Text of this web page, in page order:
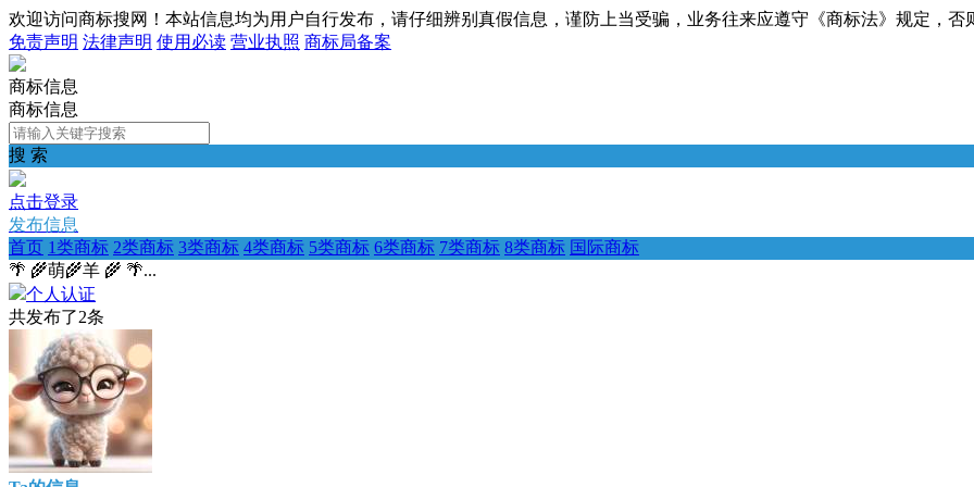
欢迎访问商标搜网！本站信息均为用户自行发布，请仔细辨别真假信息，谨防上当受骗，业务往来应遵守《商标法》规定，否
免责声明 法律声明 使用必读 营业执照 商标局备案
商标信息
商标信息
搜 索
点击登录
发布信息
首页 1类商标 2类商标 3类商标 4类商标 5类商标 6类商标 7类商标 8类商标 国际商标
🌴 🌾萌🌾羊 🌾 🌴...
个人认证
共发布了2条